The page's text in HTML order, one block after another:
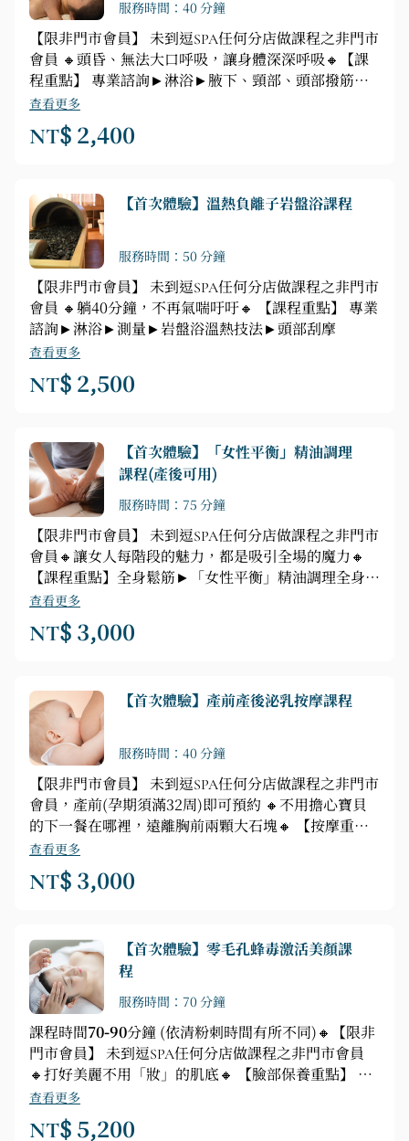
服務時間：40 分鐘
【限非門市會員】 未到逗SPA任何分店做課程之非門市
會員 🔸頭昏、無法大口呼吸，讓身體深深呼吸🔸【課
程重點】 專業諮詢►淋浴►腋下、頸部、頭部撥筋手
技按摩
查看更多
NT$ 2,400
【首次體驗】溫熱負離子岩盤浴課程
服務時間：50 分鐘
【限非門市會員】 未到逗SPA任何分店做課程之非門市
會員 🔸躺40分鐘，不再氣喘吁吁🔸 【課程重點】 專業
諮詢►淋浴►測量►岩盤浴溫熱技法►頭部刮摩
查看更多
NT$ 2,500
【首次體驗】「女性平衡」精油調理
課程(產後可用)
服務時間：75 分鐘
【限非門市會員】 未到逗SPA任何分店做課程之非門市
會員🔸讓女人每階段的魅力，都是吸引全場的魔力🔸
【課程重點】全身鬆筋►「女性平衡」精油調理全身正
反面舒壓按摩（腿、背、腹、胸、頭部舒緩按摩)
查看更多
NT$ 3,000
【首次體驗】產前產後泌乳按摩課程
服務時間：40 分鐘
【限非門市會員】 未到逗SPA任何分店做課程之非門市
會員，產前(孕期須滿32周)即可預約 🔸不用擔心寶貝
的下一餐在哪裡，遠離胸前兩顆大石塊🔸 【按摩重
點】 共振音樂►精油聞香►泌乳按摩40分鐘(冥想引導
►啟動手法►開穴►泌乳手法)
查看更多
NT$ 3,000
【首次體驗】零毛孔蜂毒激活美顏課
程
服務時間：70 分鐘
課程時間70-90分鐘 (依清粉刺時間有所不同)🔸【限非
門市會員】 未到逗SPA任何分店做課程之非門市會員
🔸打好美麗不用「妝」的肌底🔸 【臉部保養重點】 臉
部深層清潔►毛孔淨化►水化精華+蜂毒激活按摩►緊
緻層皙敷面►肩頸、手部舒壓按摩
查看更多
NT$ 5,200